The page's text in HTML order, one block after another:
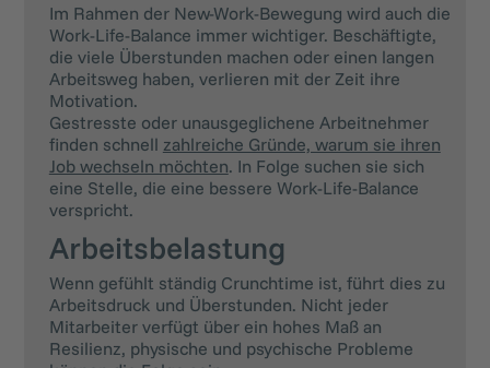
Im Rahmen der New-Work-Bewegung wird auch die
Work-Life-Balance immer wichtiger. Beschäftigte,
die viele Überstunden machen oder einen langen
Arbeitsweg haben, verlieren mit der Zeit ihre
Motivation.
Gestresste oder unausgeglichene Arbeitnehmer
finden schnell zahlreiche Gründe, warum sie ihren
Job wechseln möchten. In Folge suchen sie sich
eine Stelle, die eine bessere Work-Life-Balance
verspricht.
Arbeitsbelastung
Wenn gefühlt ständig Crunchtime ist, führt dies zu
Arbeitsdruck und Überstunden. Nicht jeder
Mitarbeiter verfügt über ein hohes Maß an
Resilienz, physische und psychische Probleme